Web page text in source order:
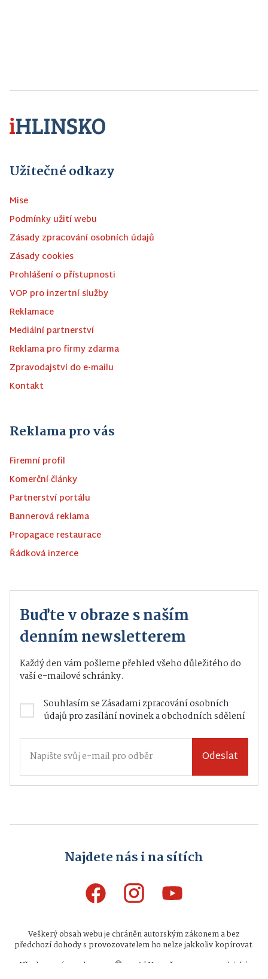
Užitečné odkazy
Mise
Podmínky užití webu
Zásady zpracování osobních údajů
Zásady cookies
Prohlášení o přístupnosti
VOP pro inzertní služby
Reklamace
Mediální partnerství
Reklama pro firmy zdarma
Zpravodajství do e-mailu
Kontakt
Reklama pro vás
Firemní profil
Komerční články
Partnerství portálu
Bannerová reklama
Propagace restaurace
Řádková inzerce
Buďte v obraze s naším
denním newsletterem
Každý den vám pošleme přehled všeho důležitého do
vaší e-mailové schránky.
Souhlasím seZásadami zpracování osobních
údajůpro zasílání novinek a obchodních sdělení
Odeslat
Najdete nás i na sítích
Veškerý obsah webu je chráněn autorským zákonem a bez
předchozí dohody s provozovatelem ho nelze jakkoliv kopírovat.
Všechna práva vyhrazena © 2026 | Vytvořeno na zpravodajské